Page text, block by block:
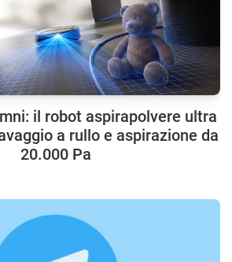
il robot aspirapolvere ultra
a rullo e aspirazione da
20.000 Pa